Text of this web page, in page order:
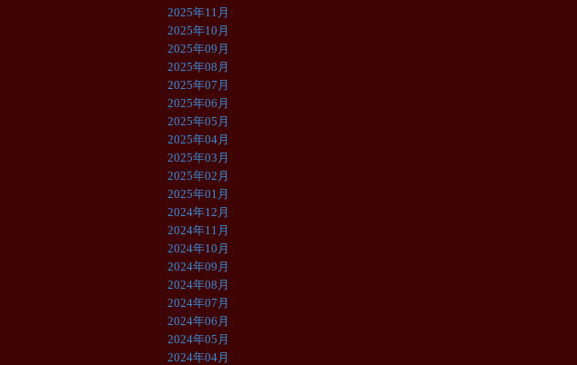
2025年11月
2025年10月
2025年09月
2025年08月
2025年07月
2025年06月
2025年05月
2025年04月
2025年03月
2025年02月
2025年01月
2024年12月
2024年11月
2024年10月
2024年09月
2024年08月
2024年07月
2024年06月
2024年05月
2024年04月